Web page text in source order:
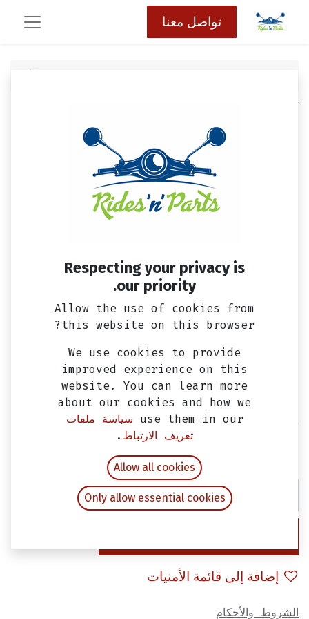
تواصل معنا
كافة المنتجات
حامل موتور فيدل 2
شامل ضريبة القيمة المضافة
إضافة إلى قائمة الأمنيات
الشروط والأحكام
Respecting your privacy is
our priority.
Allow the use of cookies from
this website on this browser?
We use cookies to provide
improved experience on this
website. You can learn more
about our cookies and how we
use them in our سياسة ملفات
تعريف الارتباط .
Allow all cookies
Only allow essential cookies